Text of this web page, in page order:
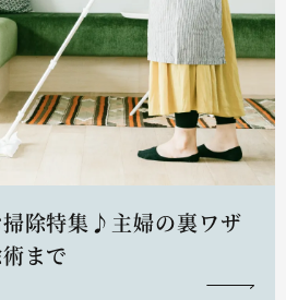
除特集♪主婦の裏ワザ
まで